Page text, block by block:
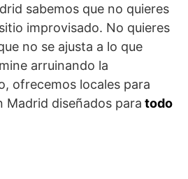
sabemos que no quieres
improvisado. No quieres
no se ajusta a lo que
arruinando la
ofrecemos locales para
Madrid diseñados para todo